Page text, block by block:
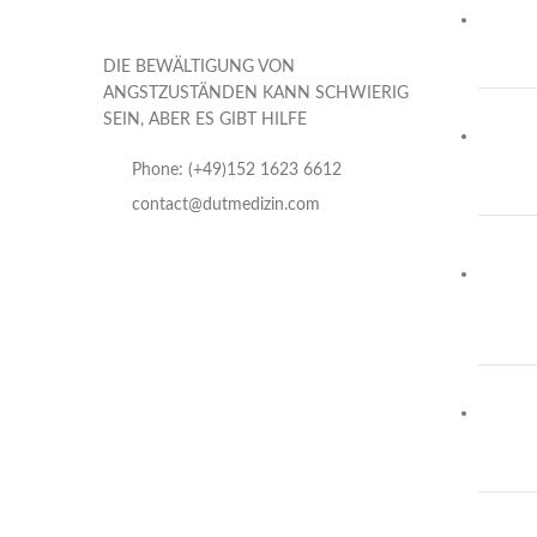
DIE BEWÄLTIGUNG VON
ANGSTZUSTÄNDEN KANN SCHWIERIG
SEIN, ABER ES GIBT HILFE
Phone: (+49)152 1623 6612
contact@dutmedizin.com